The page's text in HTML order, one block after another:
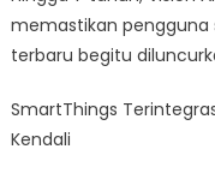
memastikan pengguna
terbaru begitu
SmartThings
Kendali